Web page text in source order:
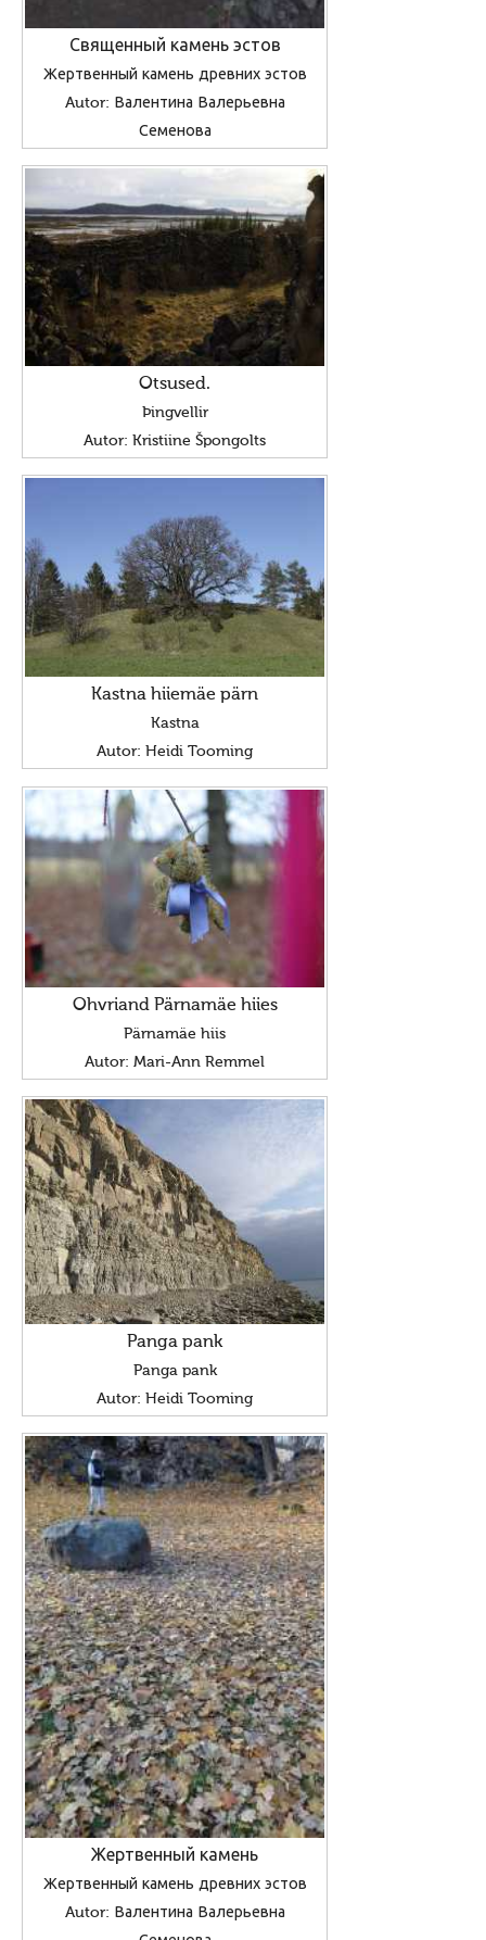
Священный камень эстов
Жертвенный камень древних эстов
Autor: Валентина Валерьевна
Семенова
Otsused.
Þingvellir
Autor: Kristiine Špongolts
Kastna hiiemäe pärn
Kastna
Autor: Heidi Tooming
Ohvriand Pärnamäe hiies
Pärnamäe hiis
Autor: Mari-Ann Remmel
Panga pank
Panga pank
Autor: Heidi Tooming
Жертвенный камень
Жертвенный камень древних эстов
Autor: Валентина Валерьевна